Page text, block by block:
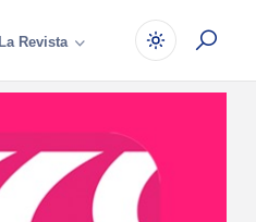
La Revista